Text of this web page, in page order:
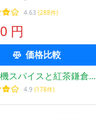
ランカ産 有機JAS認証
ック 農薬不使用 無化
4.63 (288件)
円
価格比較
スパイスと紅茶鎌倉て
とら
4.9 (178件)